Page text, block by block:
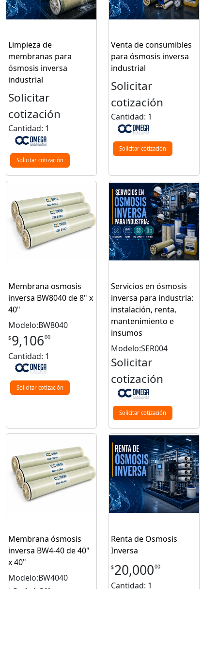
Limpieza de
membranas para
ósmosis inversa
industrial
Solicitar
cotización
Cantidad: 1
Solicitar cotización
Venta de consumibles
para ósmosis inversa
industrial
Solicitar
cotización
Cantidad: 1
Solicitar cotización
Membrana osmosis
inversa BW8040 de 8" x
40"
Modelo:BW8040
$9,10600
Cantidad: 1
Solicitar cotización
Servicios en ósmosis
inversa para industria:
instalación, renta,
mantenimiento e
insumos
Modelo:SER004
Solicitar
cotización
Solicitar cotización
Membrana ósmosis
inversa BW4-40 de 40"
x 40"
Modelo:BW4040
$ 2,146 00
Renta de Osmosis
Inversa
$20,00000
Cantidad: 1